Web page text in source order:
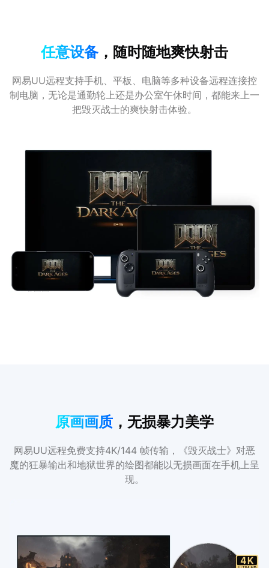
任意设备 ，随时随地爽快射击
网易UU远程支持手机、平板、电脑等多种设备远程连接控
制电脑，无论是通勤轮上还是办公室午休时间，都能来上一
把毁灭战士的爽快射击体验。
原画画质 ，无损暴力美学
网易UU远程免费支持4K/144 帧传输，《毁灭战士》对恶
魔的狂暴输出和地狱世界的绘图都能以无损画面在手机上呈
现。